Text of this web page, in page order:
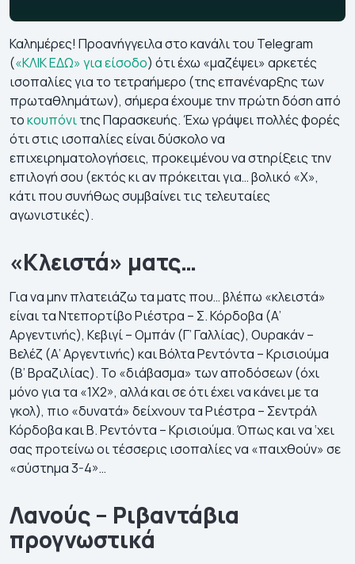
Καλημέρες! Προανήγγειλα στο κανάλι του Telegram
(«ΚΛΙΚ ΕΔΩ» για είσοδο) ότι έχω «μαζέψει» αρκετές
ισοπαλίες για το τετραήμερο (της επανέναρξης των
πρωταθλημάτων), σήμερα έχουμε την πρώτη δόση από
τοκουπόνιτης Παρασκευής. Έχω γράψει πολλές φορές
ότι στις ισοπαλίες είναι δύσκολο να
επιχειρηματολογήσεις, προκειμένου να στηρίξεις την
επιλογή σου (εκτός κι αν πρόκειται για… βολικό «Χ»,
κάτι που συνήθως συμβαίνει τις τελευταίες
αγωνιστικές).
«Κλειστά» ματς…
Για να μην πλατειάζω τα ματς που… βλέπω «κλειστά»
είναι τα Ντεπορτίβο Ριέστρα – Σ. Κόρδοβα (Α’
Αργεντινής), Κεβιγί – Ομπάν (Γ’ Γαλλίας), Ουρακάν –
Βελέζ (Α’ Αργεντινής) και Βόλτα Ρεντόντα – Κρισιούμα
(Β’ Βραζιλίας). Το «διάβασμα» των αποδόσεων (όχι
μόνο για τα «1Χ2», αλλά και σε ότι έχει να κάνει με τα
γκολ), πιο «δυνατά» δείχνουν τα Ριέστρα – Σεντράλ
Κόρδοβα και Β. Ρεντόντα – Κρισιούμα. Όπως και να ‘χει
σας προτείνω οι τέσσερις ισοπαλίες να «παιχθούν» σε
«σύστημα 3-4»…
Λανούς – Ριβαντάβια
προγνωστικά